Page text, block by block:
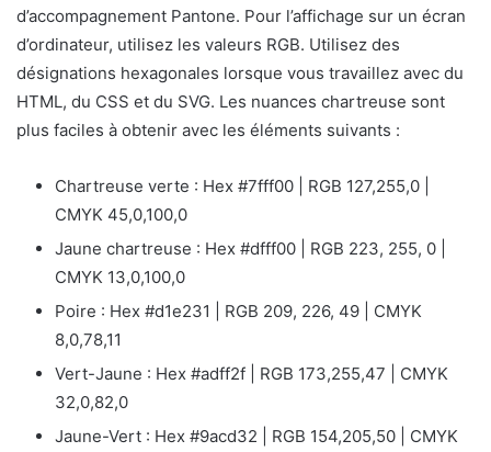
d’accompagnement Pantone. Pour l’affichage sur un écran
d’ordinateur, utilisez les valeurs RGB. Utilisez des
désignations hexagonales lorsque vous travaillez avec du
HTML, du CSS et du SVG. Les nuances chartreuse sont
plus faciles à obtenir avec les éléments suivants :
Chartreuse verte : Hex #7fff00 | RGB 127,255,0 |
CMYK 45,0,100,0
Jaune chartreuse : Hex #dfff00 | RGB 223, 255, 0 |
CMYK 13,0,100,0
Poire : Hex #d1e231 | RGB 209, 226, 49 | CMYK
8,0,78,11
Vert-Jaune : Hex #adff2f | RGB 173,255,47 | CMYK
32,0,82,0
Jaune-Vert : Hex #9acd32 | RGB 154,205,50 | CMYK